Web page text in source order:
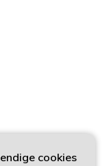
cookies